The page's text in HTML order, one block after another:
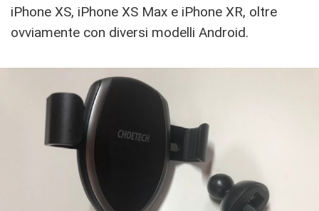
iPhone XS, iPhone XS Max e iPhone XR, oltre
ovviamente con diversi modelli Android.